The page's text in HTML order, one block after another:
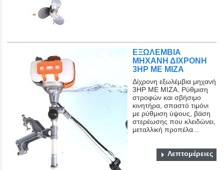
ΕΞΩΛΕΜΒΙΑ
ΜΗΧΑΝΗ ΔΙΧΡΟΝΗ
3ΗΡ ΜΕ ΜΙΖΑ
Δίχρονη εξωλέμβια μηχανή
3ΗΡ ΜΕ ΜΙΖΑ. Ρύθμιση
στροφών και σβήσιμο
κινητήρα, σπαστό τιμόνι
με ρύθμιση ύψους, βάση
στερέωσης που κλειδώνει,
μεταλλική προπέλα...
Λεπτομέρειες